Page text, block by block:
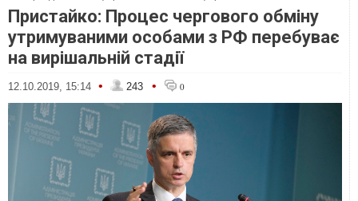
Пристайко: Процес чергового обміну
утримуваними особами з РФ перебуває
на вирішальній стадії
12.10.2019, 15:14 • 243 • 0